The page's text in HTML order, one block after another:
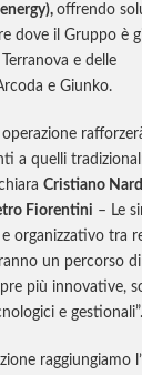
offrendo
dove il Gruppo è
e delle
e Giunko.
a quelli
Cristiano
Fiorentini – Le
organizzativo tra
un percorso
più innovative,
e gestionali”.
raggiungiamo